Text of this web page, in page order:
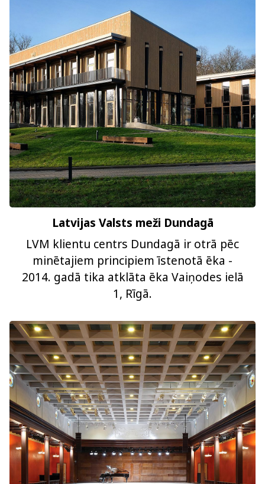
Latvijas Valsts meži Dundagā
LVM klientu centrs Dundagā ir otrā pēc
minētajiem principiem īstenotā ēka -
2014. gadā tika atklāta ēka Vaiņodes ielā
1, Rīgā.